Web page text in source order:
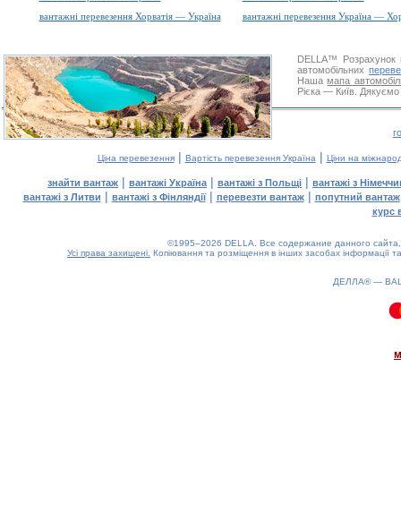
вантажні перевезення Хорватія — Україна
вантажні перевезення Україна —
DELLA™
Розрахунок
автомобільних
Нашамапа
Рієка — Київ. Дякуємо
Ціна перевезення| Вартість перевезення Україна | Ціни на
знайти вантаж | вантажі Україна | вантажі з Польщі | вантажі з
вантажі з Литви | вантажі з Фінляндії| перевезти вантаж| попутний вантаж
курс
©1995–2026 DELLA. Все содержание данного
Усі права захищені. Копіювання та розміщення в інших засобах інформації
ДЕЛЛА® —